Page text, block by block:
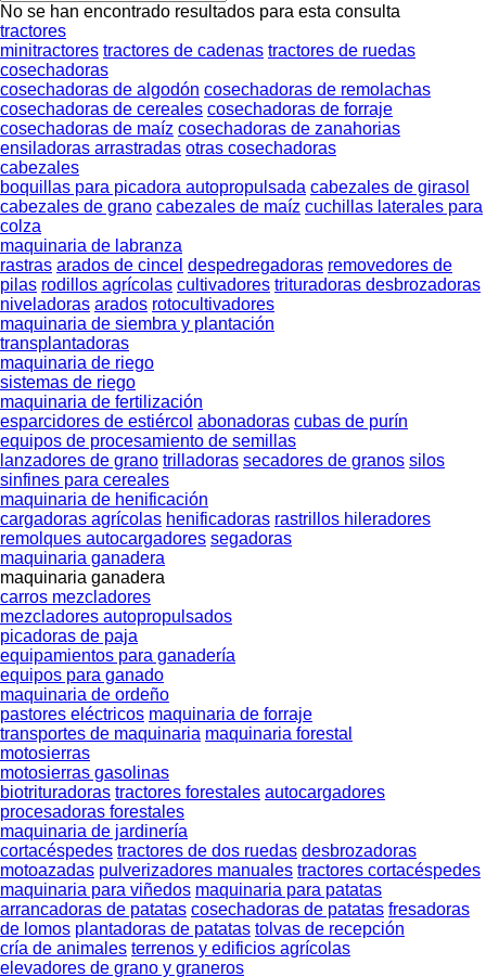
No se han encontrado resultados para esta consulta
tractores
minitractores tractores de cadenas tractores de ruedas
cosechadoras
cosechadoras de algodón cosechadoras de remolachas
cosechadoras de cereales cosechadoras de forraje
cosechadoras de maíz cosechadoras de zanahorias
ensiladoras arrastradas otras cosechadoras
cabezales
boquillas para picadora autopropulsada cabezales de girasol
cabezales de grano cabezales de maíz cuchillas laterales para
colza
maquinaria de labranza
rastras arados de cincel despedregadoras removedores de
pilas rodillos agrícolas cultivadores trituradoras desbrozadoras
niveladoras arados rotocultivadores
maquinaria de siembra y plantación
transplantadoras
maquinaria de riego
sistemas de riego
maquinaria de fertilización
esparcidores de estiércol abonadoras cubas de purín
equipos de procesamiento de semillas
lanzadores de grano trilladoras secadores de granos silos
sinfines para cereales
maquinaria de henificación
cargadoras agrícolas henificadoras rastrillos hileradores
remolques autocargadores segadoras
maquinaria ganadera
maquinaria ganadera
carros mezcladores
mezcladores autopropulsados
picadoras de paja
equipamientos para ganadería
equipos para ganado
maquinaria de ordeño
pastores eléctricos maquinaria de forraje
transportes de maquinaria maquinaria forestal
motosierras
motosierras gasolinas
biotrituradoras tractores forestales autocargadores
procesadoras forestales
maquinaria de jardinería
cortacéspedes tractores de dos ruedas desbrozadoras
motoazadas pulverizadores manuales tractores cortacéspedes
maquinaria para viñedos maquinaria para patatas
arrancadoras de patatas cosechadoras de patatas fresadoras
de lomos plantadoras de patatas tolvas de recepción
cría de animales terrenos y edificios agrícolas
elevadores de grano y graneros